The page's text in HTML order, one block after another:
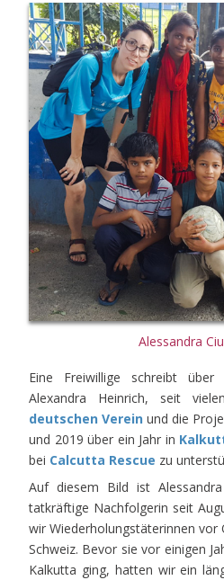
Alessandra
Eine Freiwillige schreibt
Alexandra Heinrich, seit
deutschen Verein und die
und 2019 über ein Jahr in
bei Calcutta Rescue zu
Auf diesem Bild ist
tatkräftige Nachfolgerin seit
wir Wiederholungstäterinnen vor
Schweiz. Bevor sie vor einigen
Kalkutta ging, hatten wir ein